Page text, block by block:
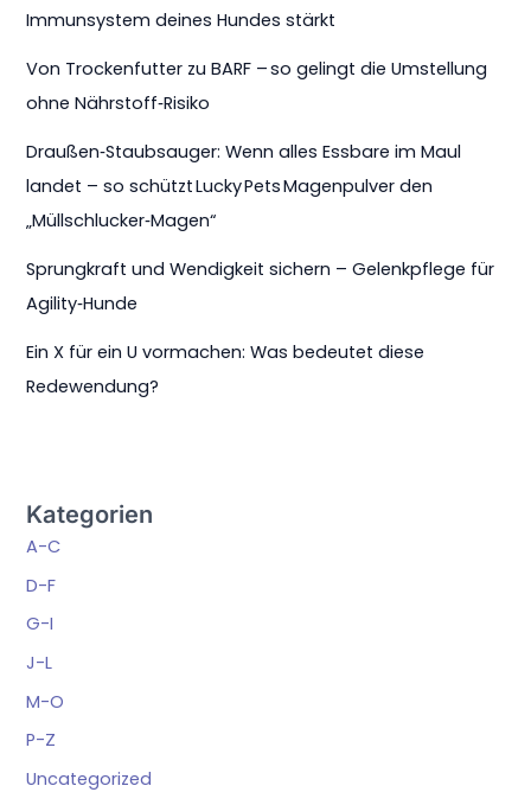
Immunsystem deines Hundes stärkt
Von Trockenfutter zu BARF – so gelingt die Umstellung
ohne Nährstoff‑Risiko
Draußen‑Staubsauger: Wenn alles Essbare im Maul
landet – so schützt Lucky Pets Magenpulver den
„Müllschlucker‑Magen“
Sprungkraft und Wendigkeit sichern – Gelenkpflege für
Agility‑Hunde
Ein X für ein U vormachen: Was bedeutet diese
Redewendung?
Kategorien
A-C
D-F
G-I
J-L
M-O
P-Z
Uncategorized